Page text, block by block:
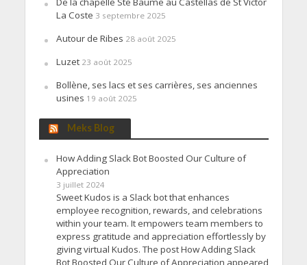
La Coste 3 septembre 2025
Autour de Ribes 28 août 2025
Luzet 23 août 2025
Bollène, ses lacs et ses carrières, ses anciennes
usines 19 août 2025
Meks Blog
How Adding Slack Bot Boosted Our Culture of
Appreciation
3 juillet 2024
Sweet Kudos is a Slack bot that enhances
employee recognition, rewards, and celebrations
within your team. It empowers team members to
express gratitude and appreciation effortlessly by
giving virtual Kudos. The post How Adding Slack
Bot Boosted Our Culture of Appreciation appeared